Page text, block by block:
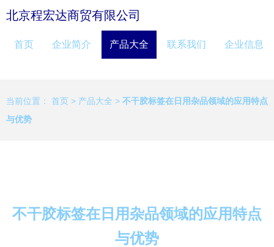
北京程宏达商贸有限公司
首页 企业简介 产品大全 联系我们 企业信息
当前位置： 首页 > 产品大全 > 不干胶标签在日用杂品领域的应用特点
与优势
不干胶标签在日用杂品领域的应用特点
与优势